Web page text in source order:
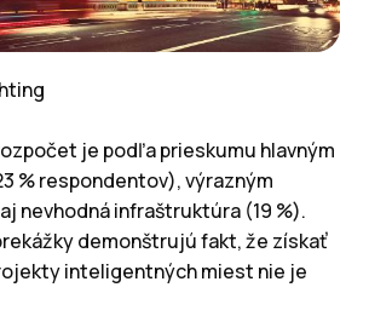
je podľa prieskumu hlavným
% respondentov), výrazným
nevhodná infraštruktúra (19 %).
demonštrujú fakt, že získať
inteligentných miest nie je